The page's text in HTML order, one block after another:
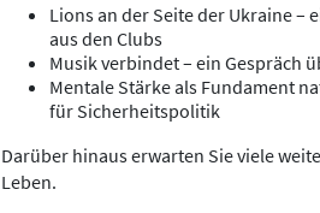
Lions an der Seite der Ukraine –
aus den Clubs
Musik verbindet – ein Gespräch
Mentale Stärke als Fundament
für Sicherheitspolitik
Darüber hinaus erwarten Sie viele
Leben.